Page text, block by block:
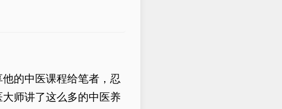
的中医课程给笔者，忍
师讲了这么多的中医养